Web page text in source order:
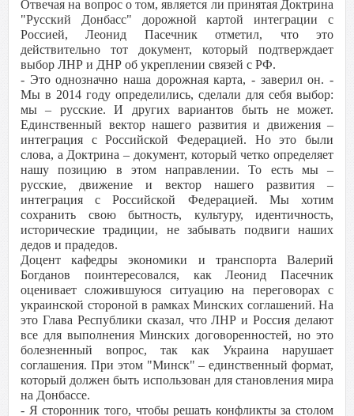
Отвечая на вопрос о том, является ли принятая Доктрина
"Русский Донбасс" дорожной картой интеграции с
Россией, Леонид Пасечник отметил, что это
действительно тот документ, который подтверждает
выбор ЛНР и ДНР об укреплении связей с РФ.
- Это однозначно наша дорожная карта, - заверил он. -
Мы в 2014 году определились, сделали для себя выбор:
мы – русские. И других вариантов быть не может.
Единственный вектор нашего развития и движения –
интеграция с Российской Федерацией. Но это были
слова, а Доктрина – документ, который четко определяет
нашу позицию в этом направлении. То есть мы –
русские, движение и вектор нашего развития –
интеграция с Российской Федерацией. Мы хотим
сохранить свою бытность, культуру, идентичность,
исторические традиции, не забывать подвиги наших
дедов и прадедов.
Доцент кафедры экономики и транспорта Валерий
Богданов поинтересовался, как Леонид Пасечник
оценивает сложившуюся ситуацию на переговорах с
украинской стороной в рамках Минских соглашений. На
это Глава Республики сказал, что ЛНР и Россия делают
все для выполнения Минских договоренностей, но это
болезненный вопрос, так как Украина нарушает
соглашения. При этом "Минск" – единственный формат,
который должен быть использован для становления мира
на Донбассе.
- Я сторонник того, чтобы решать конфликты за столом